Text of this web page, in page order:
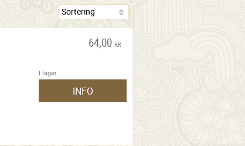
64,00 KR
I lager
INFO